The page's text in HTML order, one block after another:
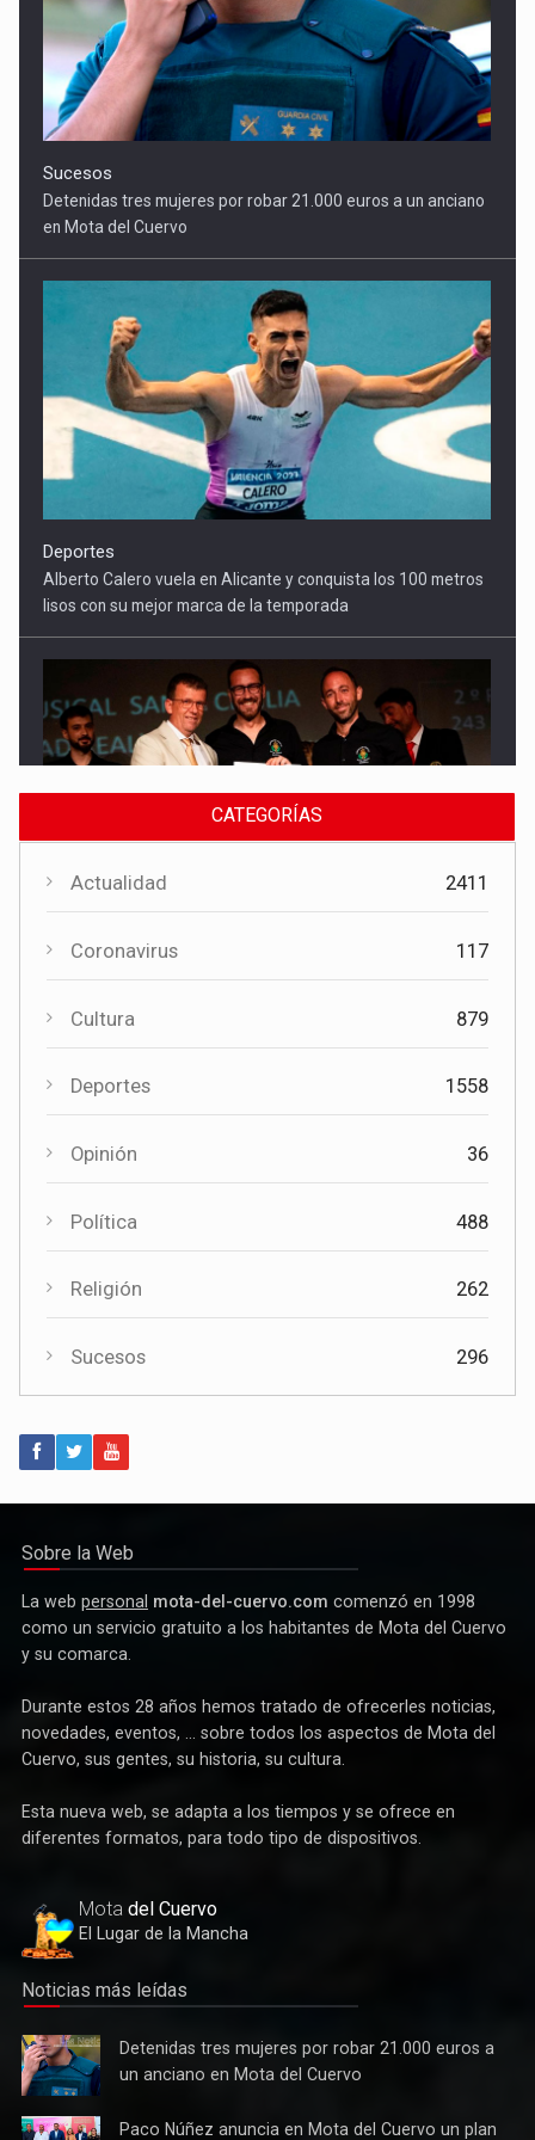
Deportes
Alberto Calero vuela en Alicante y conquista los 100 metros
lisos con su mejor marca de la temporada
Cultura
El Gobierno regional apoya el Certamen de Bandas de Mota
del Cuervo con 18.000 euros
Cultura
El Certamen "Villa Cervantina" vuelve a situar a Mota del
Política
Deportes
CATEGORÍAS
Actualidad 2411
Coronavirus 117
Cultura 879
Deportes 1558
Opinión 36
Política 488
Religión 262
Sucesos 296
Sobre la Web
La web personal mota-del-cuervo.com comenzó en 1998
como un servicio gratuito a los habitantes de Mota del Cuervo
y su comarca.
Durante estos 28 años hemos tratado de ofrecerles noticias,
novedades, eventos, ... sobre todos los aspectos de Mota del
Cuervo, sus gentes, su historia, su cultura.
Esta nueva web, se adapta a los tiempos y se ofrece en
diferentes formatos, para todo tipo de dispositivos.
Mota del Cuervo
El Lugar de la Mancha
Noticias más leídas
Detenidas
tres
mujeres
por robar
Detenidas tres mujeres por robar 21.000 euros a
un anciano en Mota del Cuervo
Paco
Paco Núñez anuncia en Mota del Cuervo un plan